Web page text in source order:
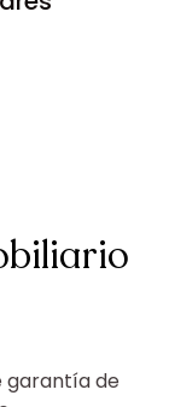
garantía de